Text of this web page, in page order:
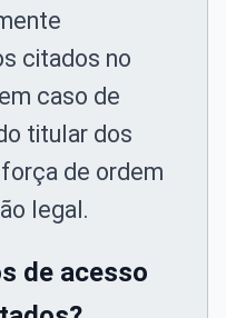
citados no
caso de
titular dos
de ordem
legal.
de acesso